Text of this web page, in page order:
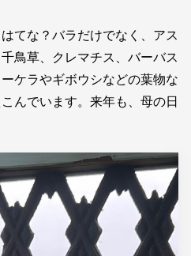
てな？バラだけでなく、アス
鳥草、クレマチス、バーバス
ケラやギボウシなどの葉物な
んでいます。来年も、母の日